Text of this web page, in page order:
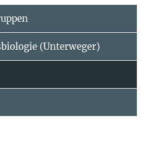
(Unterweger)